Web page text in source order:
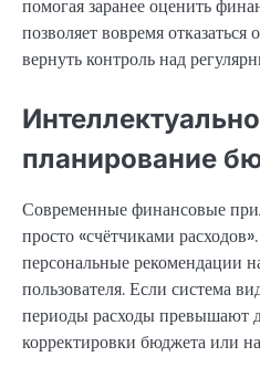
помогая заранее оценить
позволяет вовремя
вернуть контроль над
планирование
Современные финансовые
просто «счётчиками
персональные рекомендации
пользователя. Если система
периоды расходы превышают
корректировки бюджета или